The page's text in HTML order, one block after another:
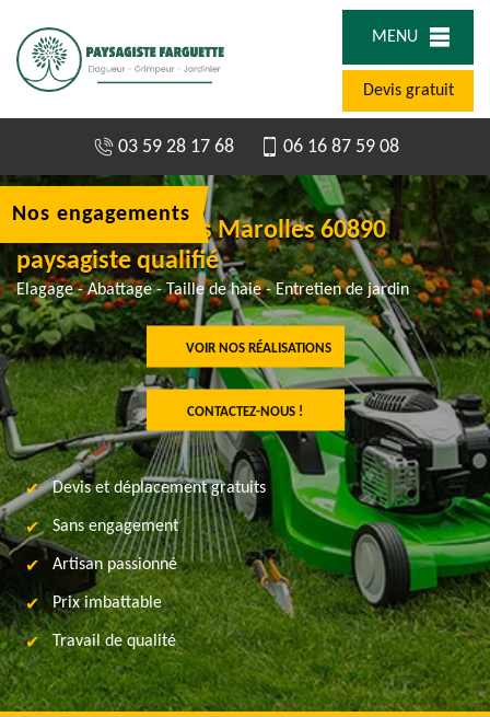
MENU
Devis gratuit
03 59 28 17 68 06 16 87 59 08
Abattage d'arbres Marolles 60890
paysagiste qualifié
Elagage - Abattage - Taille de haie - Entretien de jardin
VOIR NOS RÉALISATIONS
CONTACTEZ-NOUS !
Nos engagements
Devis et déplacement gratuits
Sans engagement
Artisan passionné
Prix imbattable
Travail de qualité